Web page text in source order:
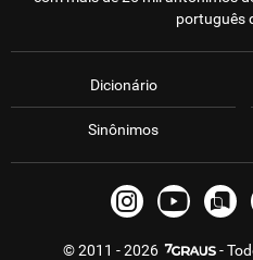
português
Dicionário
Sinônimos
© 2011 - 2026 -